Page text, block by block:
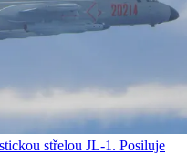
střelou JL-1. Posiluje